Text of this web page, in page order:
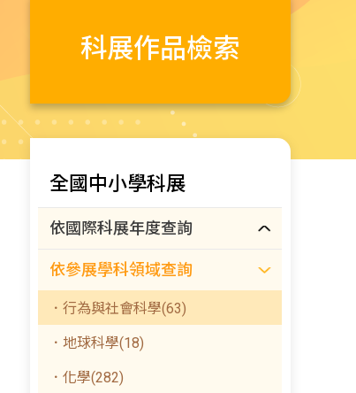
科展作品檢索
全國中小學科展
依國際科展年度查詢
依參展學科領域查詢
．行為與社會科學(63)
．地球科學(18)
．化學(282)